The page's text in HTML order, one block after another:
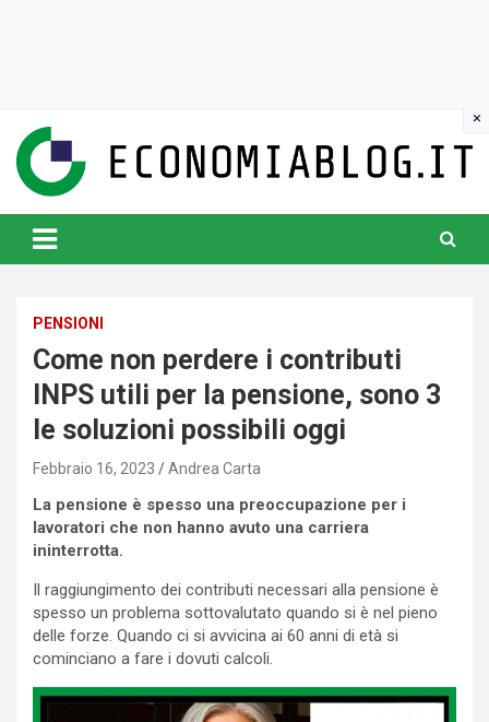
content
www.economiablog.it
PENSIONI
Come non perdere i contributi
INPS utili per la pensione, sono 3
le soluzioni possibili oggi
Febbraio 16, 2023 Andrea Carta
La pensione è spesso una preoccupazione per i
lavoratori che non hanno avuto una carriera
ininterrotta.
Il raggiungimento dei contributi necessari alla pensione è
spesso un problema sottovalutato quando si è nel pieno
delle forze. Quando ci si avvicina ai 60 anni di età si
cominciano a fare i dovuti calcoli.